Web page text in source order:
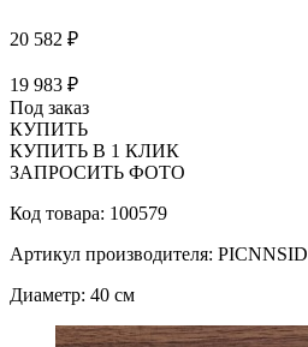
20 582 ₽
19 983 ₽
Под заказ
КУПИТЬ
КУПИТЬ В 1 КЛИК
ЗАПРОСИТЬ ФОТО
Код товара: 100579
Артикул производителя: PICNNSID
Диаметр: 40 см